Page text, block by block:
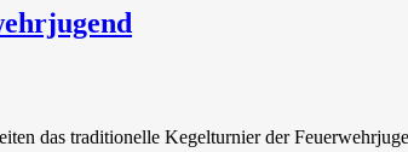
das traditionelle Kegelturnier der